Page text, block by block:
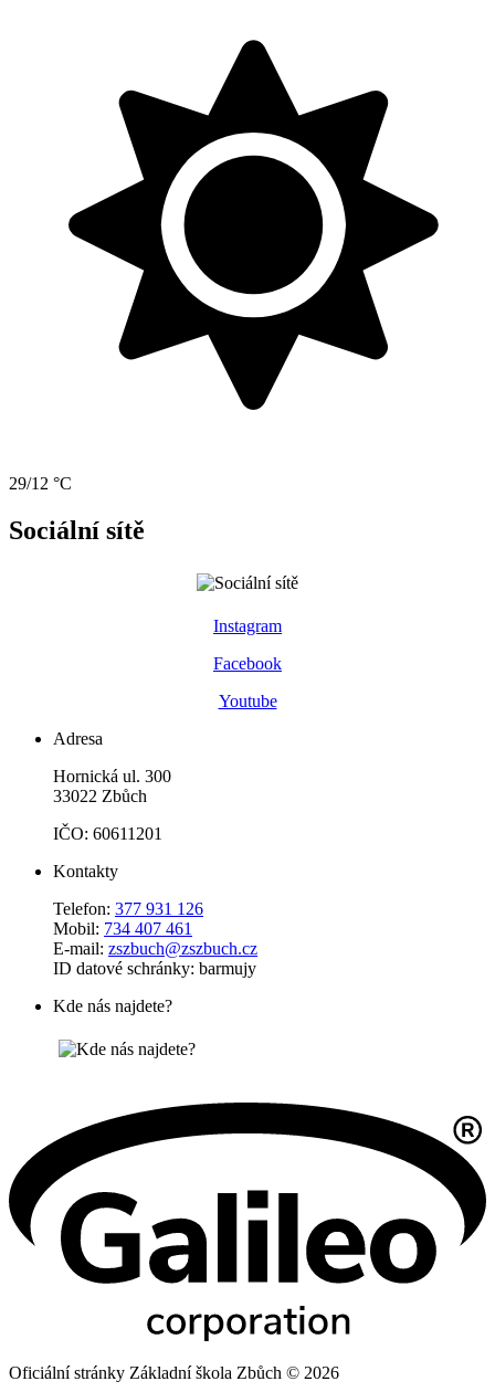
29/12 °C
Sociální sítě
Instagram
Facebook
Youtube
Adresa
Hornická ul. 300
33022 Zbůch
IČO: 60611201
Kontakty
Telefon: 377 931 126
Mobil: 734 407 461
E-mail: zszbuch@zszbuch.cz
ID datové schránky: barmujy
Kde nás najdete?
Oficiální stránky Základní škola Zbůch © 2026